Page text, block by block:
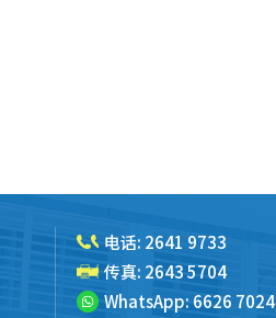
电话: 2641 9733
传真: 2643 5704
WhatsApp: 6626 7024